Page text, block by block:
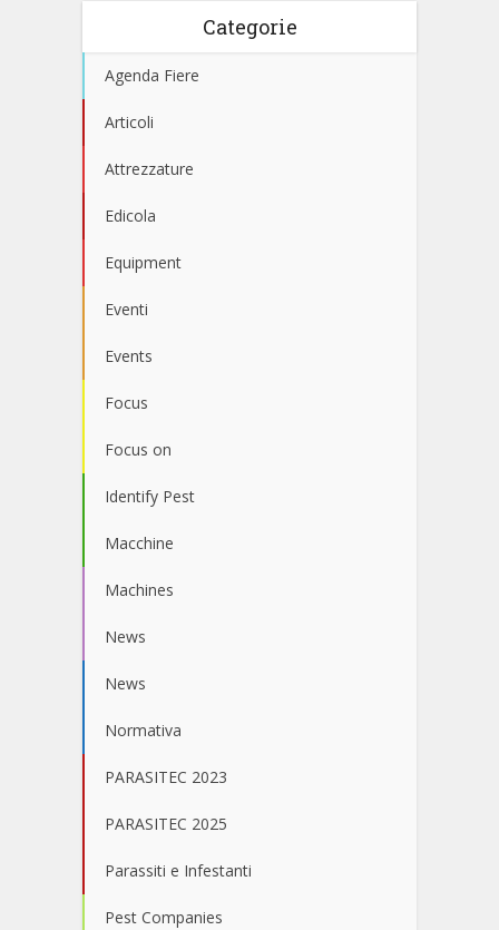
Categorie
Agenda Fiere
Articoli
Attrezzature
Edicola
Equipment
Eventi
Events
Focus
Focus on
Identify Pest
Macchine
Machines
News
News
Normativa
PARASITEC 2023
PARASITEC 2025
Parassiti e Infestanti
Pest Companies